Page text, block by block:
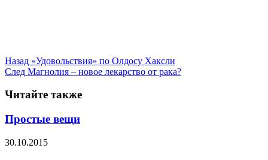
Назад «Удовольствия» по Олдосу Хаксли
След Магнолия – новое лекарство от рака?
Читайте также
Простые вещи
30.10.2015